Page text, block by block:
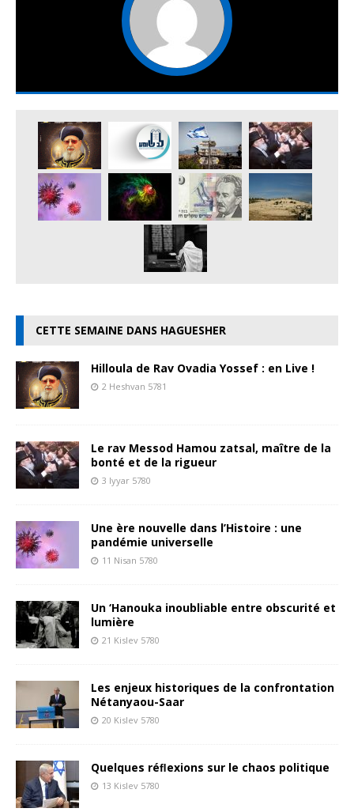
CETTE SEMAINE DANS HAGUESHER
Hilloula de Rav Ovadia Yossef : en Live !
2 Heshvan 5781
Le rav Messod Hamou zatsal, maître de la
bonté et de la rigueur
3 Iyyar 5780
Une ère nouvelle dans l’Histoire : une
pandémie universelle
11 Nisan 5780
Un ‘Hanouka inoubliable entre obscurité et
lumière
21 Kislev 5780
Les enjeux historiques de la confrontation
Nétanyaou-Saar
20 Kislev 5780
Quelques réﬂexions sur le chaos politique
13 Kislev 5780